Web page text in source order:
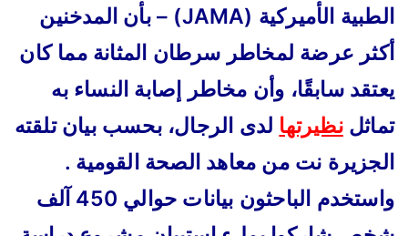
الطبية الأميركية (JAMA) – بأن المدخنين
أكثر عرضة لمخاطر سرطان المثانة مما كان
يعتقد سابقًا، وأن مخاطر إصابة النساء به
تماثلنظيرتها لدى الرجال، بحسب بيان تلقته
الجزيرة نت من معاهد الصحة القومية .
واستخدم الباحثون بيانات حوالي 450 آلف